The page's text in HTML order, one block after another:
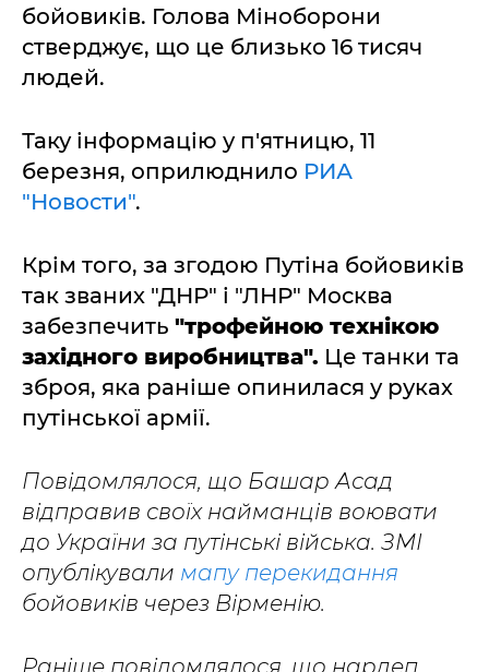
бойовиків. Голова Міноборони
стверджує, що це близько 16 тисяч
людей.
Таку інформацію у п'ятницю, 11
березня, оприлюднило РИА
"Новости".
Крім того, за згодою Путіна бойовиків
так званих "ДНР" і "ЛНР" Москва
забезпечить "трофейною технікою
західного виробництва". Це танки та
зброя, яка раніше опинилася у руках
путінської армії.
Повідомлялося, що Башар Асад
відправив своїх найманців воювати
до України за путінські війська. ЗМІ
опублікували мапу перекидання
бойовиків через Вірменію.
Раніше повідомлялося, що нардеп